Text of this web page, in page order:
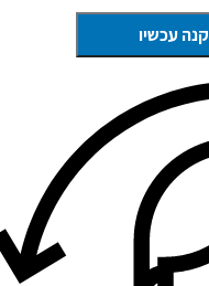
קנה עכשיו